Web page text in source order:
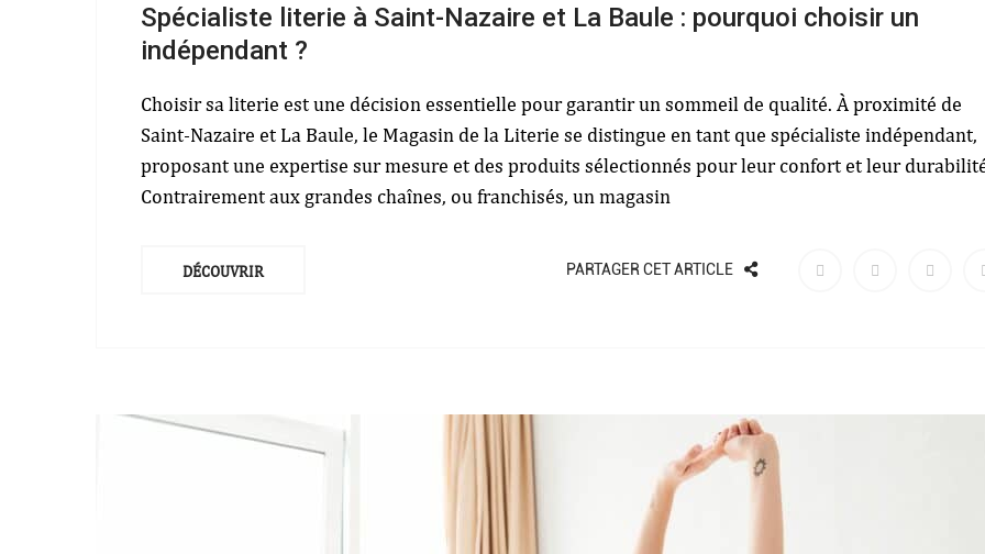
Spécialiste literie à Saint-Nazaire et La Baule : pourquoi choisir un
indépendant ?
Choisir sa literie est une décision essentielle pour garantir un sommeil de qualité. À proximité de
Saint-Nazaire et La Baule, le Magasin de la Literie se distingue en tant que spécialiste indépendant,
proposant une expertise sur mesure et des produits sélectionnés pour leur confort et leur
Contrairement aux grandes chaînes, ou franchisés, un magasin
DÉCOUVRIR PARTAGER CET ARTICLE